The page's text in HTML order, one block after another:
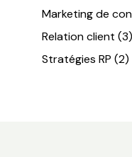
Marketing de
Relation client (3)
Stratégies RP (2)